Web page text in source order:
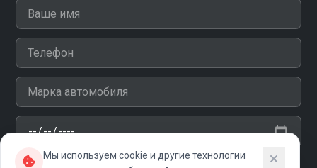
Я согласен на обработку персональных данных
Мы используем cookie и другие технологии